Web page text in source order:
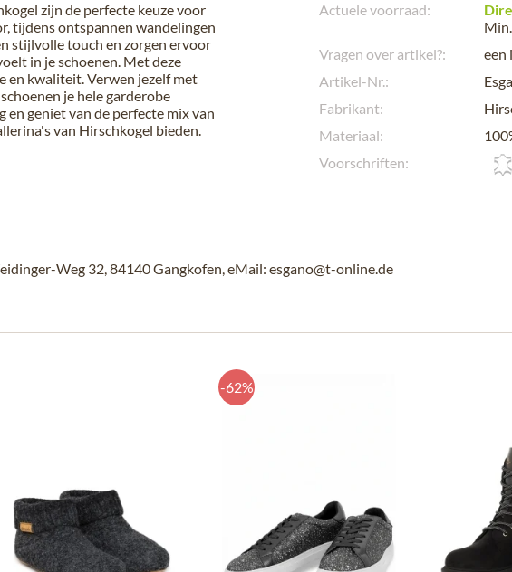
zijn de perfecte keuze voor
tijdens ontspannen wandelingen
stijlvolle touch en zorgen ervoor
in je schoenen. Met deze
en kwaliteit. Verwen jezelf met
je hele garderobe
en geniet van de perfecte mix van
van Hirschkogel bieden.
Actuele voorraad:
Min.
Vragen over artikel?:
een
Artikel-Nr.:
Fabrikant:
Materiaal:
Voorschriften:
Weg 32, 84140 Gangkofen, eMail: esgano@t-online.de
-62%